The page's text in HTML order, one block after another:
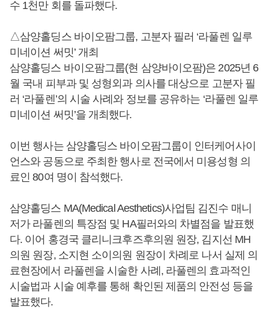
수 1천만 회를 돌파했다.
△삼양홀딩스 바이오팜그룹, 고분자 필러 ‘라풀렌 일루
미네이션 써밋’ 개최
삼양홀딩스 바이오팜그룹(현 삼양바이오팜)은 2025년 6
월 국내 피부과 및 성형외과 의사를 대상으로 고분자 필
러 ‘라풀렌’의 시술 사례와 정보를 공유하는 ‘라풀렌 일루
미네이션 써밋’을 개최했다.
이번 행사는 삼양홀딩스 바이오팜그룹이 인터케어사이
언스와 공동으로 주최한 행사로 전국에서 미용성형 의
료인 80여 명이 참석했다.
삼양홀딩스 MA(Medical Aesthetics)사업팀 김진수 매니
저가 라풀렌의 특장점 및 HA필러와의 차별점을 발표했
다. 이어 홍경국 클리니크후즈후의원 원장, 김지선 MH
의원 원장, 소지현 소이의원 원장이 차례로 나서 실제 의
료현장에서 라풀렌을 시술한 사례, 라풀렌의 효과적인
시술법과 시술 예후를 통해 확인된 제품의 안전성 등을
발표했다.